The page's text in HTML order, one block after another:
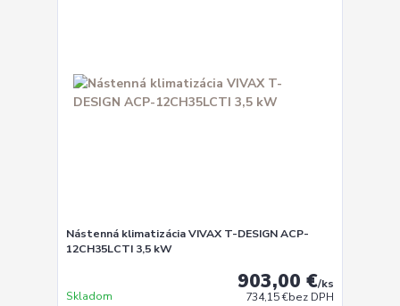
Nástenná klimatizácia VIVAX T-DESIGN ACP-
12CH35LCTI 3,5 kW
903,00 €/ks
734,15 €bez DPH
Skladom